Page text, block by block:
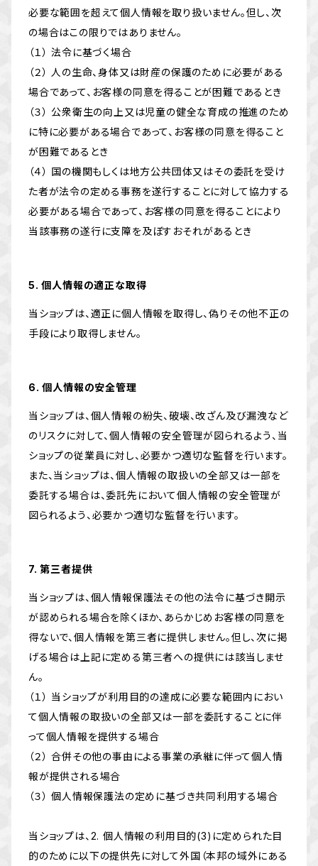
必要な範囲を超えて個人情報を取り扱いません。但し、次
の場合はこの限りではありません。
（１） 法令に基づく場合
（２） 人の生命、身体又は財産の保護のために必要がある
場合であって、お客様の同意を得ることが困難であるとき
（３） 公衆衛生の向上又は児童の健全な育成の推進のため
に特に必要がある場合であって、お客様の同意を得ること
が困難であるとき
（４） 国の機関もしくは地方公共団体又はその委託を受け
た者が法令の定める事務を遂行することに対して協力する
必要がある場合であって、お客様の同意を得ることにより
当該事務の遂行に支障を及ぼすおそれがあるとき
5. 個人情報の適正な取得
当ショップは、適正に個人情報を取得し、偽りその他不正の
手段により取得しません。
6. 個人情報の安全管理
当ショップは、個人情報の紛失、破壊、改ざん及び漏洩など
のリスクに対して、個人情報の安全管理が図られるよう、当
ショップの従業員に対し、必要かつ適切な監督を行います。
また、当ショップは、個人情報の取扱いの全部又は一部を
委託する場合は、委託先において個人情報の安全管理が
図られるよう、必要かつ適切な監督を行います。
7. 第三者提供
当ショップは、個人情報保護法その他の法令に基づき開示
が認められる場合を除くほか、あらかじめお客様の同意を
得ないで、個人情報を第三者に提供しません。但し、次に掲
げる場合は上記に定める第三者への提供には該当しませ
ん。
（１） 当ショップが利用目的の達成に必要な範囲内におい
て個人情報の取扱いの全部又は一部を委託することに伴
って個人情報を提供する場合
（２） 合併その他の事由による事業の承継に伴って個人情
報が提供される場合
（３） 個人情報保護法の定めに基づき共同利用する場合
当ショップは、2. 個人情報の利用目的(3)に定められた目
的のために以下の提供先に対して外国（本邦の域外にある